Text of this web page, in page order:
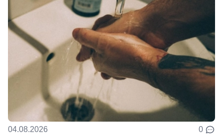
04.08.2026 0